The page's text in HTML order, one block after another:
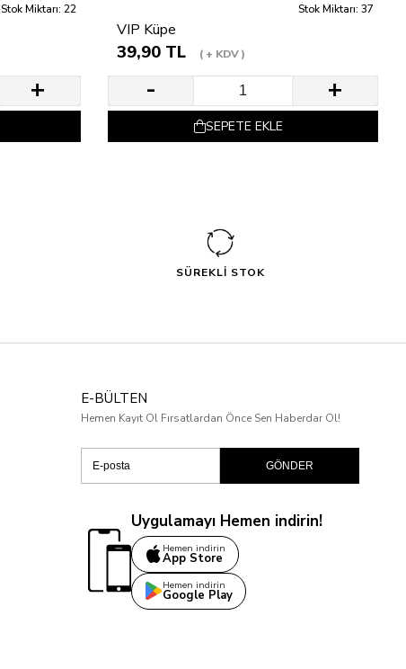
Stok Miktarı: 22 Stok Miktarı: 37
VIP Küpe
39,90 TL + KDV
SEPETE EKLE
SÜREKLİ STOK
E-BÜLTEN
Hemen Kayıt Ol Fırsatlardan Önce Sen Haberdar Ol!
GÖNDER
Uygulamayı Hemen indirin!
Hemen indirin
App Store
Hemen indirin
Google Play